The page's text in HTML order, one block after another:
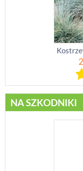
NA SZKODNIKI